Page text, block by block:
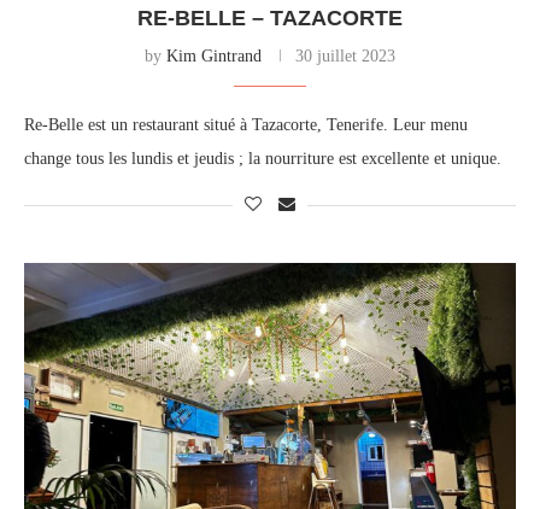
RE-BELLE – TAZACORTE
by Kim Gintrand 30 juillet 2023
Re-Belle est un restaurant situé à Tazacorte, Tenerife. Leur menu
change tous les lundis et jeudis ; la nourriture est excellente et unique.